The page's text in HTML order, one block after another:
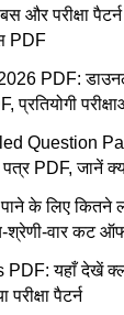
और परीक्षा
PDF
PDF:
Question
PDF, जानें
के लिए कितने
श्रेणी-वार कट
यहाँ देखें
पैटर्न